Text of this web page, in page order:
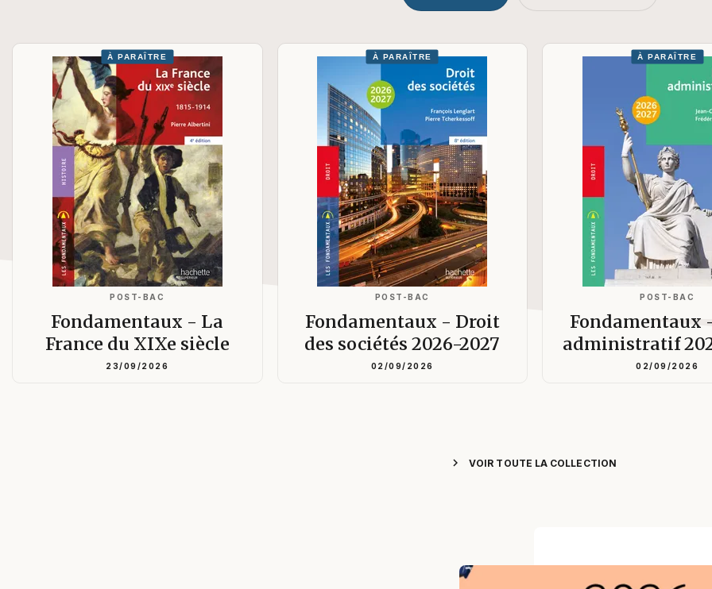
À PARAÎTRE
POST-BAC
Fondamentaux - La
France du XIXe siècle
23/09/2026
À PARAÎTRE
POST-BAC
Fondamentaux - Droit
des sociétés 2026-2027
02/09/2026
À PARAÎTRE
POST-BAC
Fondamentaux
administratif
02/09/2026
chevron_right VOIR TOUTE LA COLLECTION